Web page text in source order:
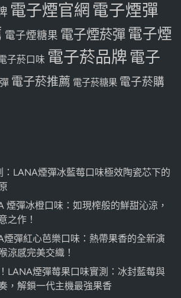
電子煙官網 電子煙彈
電子煙糖果 電子煙菸彈 電子煙
子菸口味 電子菸品牌 電子
電子菸推薦 電子菸糖果 電子菸購
LANA煙彈冰藍莓口味極效陶瓷芯下的
煙彈冰橙口味：如現榨般的鮮甜沁涼，
之作！
煙彈紅心芭樂口味：熱帶果香的全新演
涼感完美交織！
LANA煙彈莓果口味實測：冰封藍莓與
，解鎖一代主機最強果香